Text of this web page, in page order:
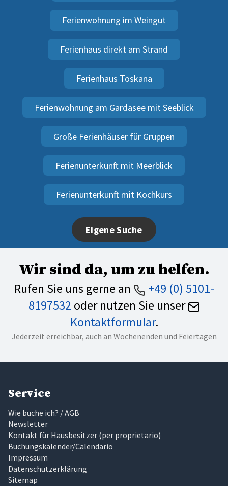
Ferienwohnung im Weingut
Ferienhaus direkt am Strand
Ferienhaus Toskana
Ferienwohnung am Gardasee mit Seeblick
Große Ferienhäuser für Gruppen
Ferienunterkunft mit Meerblick
Ferienunterkunft mit Kochkurs
Eigene Suche
Wir sind da, um zu helfen.
Rufen Sie uns gerne an
+49 (0) 5101-
8197532 oder nutzen Sie unser
Kontaktformular.
Jederzeit erreichbar, auch an Wochenenden und Feiertagen
Service
Wie buche ich? / AGB
Newsletter
Kontakt für Hausbesitzer (per proprietario)
Buchungskalender/Calendario
Impressum
Datenschutzerklärung
Sitemap